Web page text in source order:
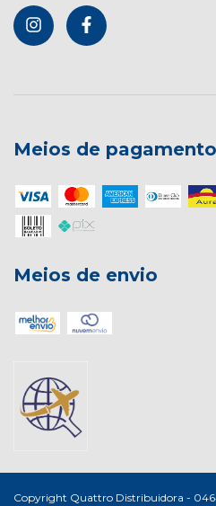
Meios de pagamento
Meios de envio
Copyright Quattro Distribuidora -